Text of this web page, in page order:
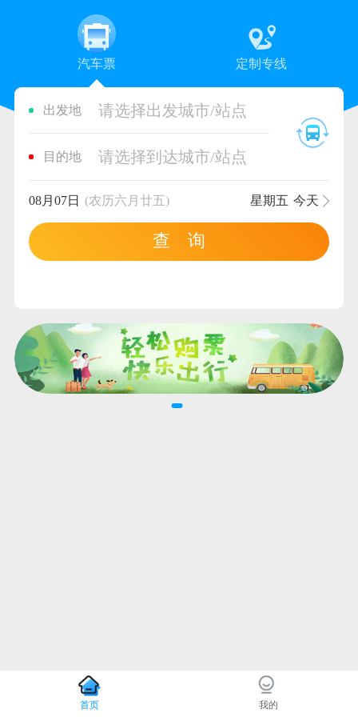
汽车票 定制专线
出发地 请选择出发城市/站点
目的地 请选择到达城市/站点
08月07日 (农历六月廿五) 星期五 今天
查 询
首页 我的